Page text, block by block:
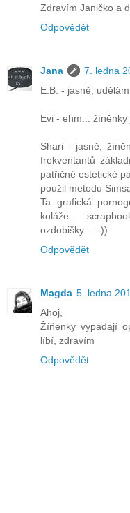
Zdravím Janičko a
Odpovědět
Jana
7. ledna
E.B. - jasně,
Evi - ehm...
Shari - jasně,
frekventantů
patřičné estetické
použil metodu
Ta grafická
koláže...
ozdobišky... :-))
Odpovědět
Magda 5. ledna
Ahoj,
Žíňenky vypadají
líbí, zdravím
Odpovědět